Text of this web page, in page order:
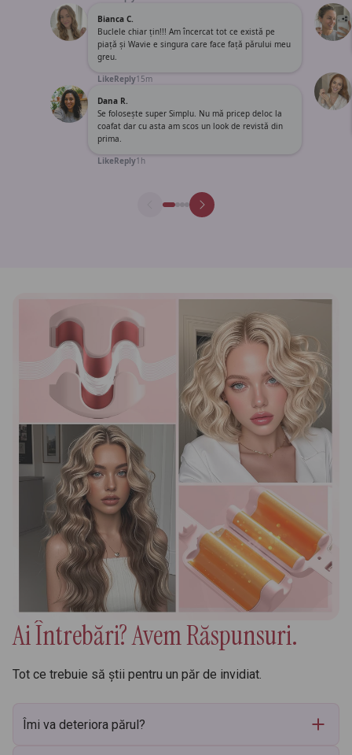
Bianca C.
Buclele chiar țin!!! Am încercat tot ce există pe
piață și Wavie e singura care face față părului meu
greu.
LikeReply15m
Dana R.
Se folosește super Simplu. Nu mă pricep deloc la
coafat dar cu asta am scos un look de revistă din
prima.
LikeReply1h
Ai Întrebări? Avem Răspunsuri.
Tot ce trebuie să știi pentru un păr de invidiat.
Îmi va deteriora părul?